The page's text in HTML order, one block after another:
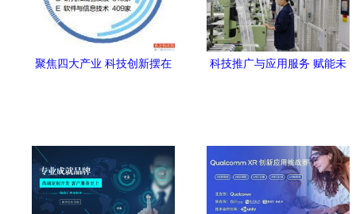
聚焦四大产业 科技创新摆在
科技推广与应用服务 赋能未